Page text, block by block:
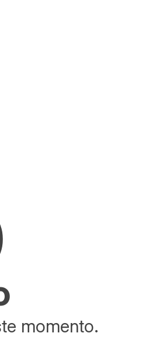
momento.